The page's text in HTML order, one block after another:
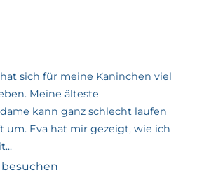
sich für meine Kaninchen viel
Meine älteste
kann ganz schlecht laufen
um. Eva hat mir gezeigt, wie ich
besuchen